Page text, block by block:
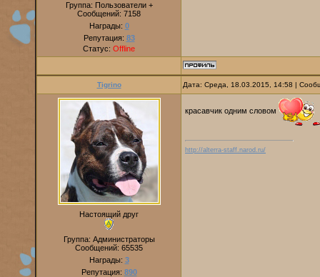
Группа: Пользователи +
Сообщений: 7158
Награды: 0
Репутация: 83
Статус: Offline
Tigrino Дата: Среда, 18.03.2015, 14:58 |
Настоящий друг
Группа: Администраторы
Сообщений: 65535
Награды: 3
Репутация: 890
красавчик одним словом
http://alterra-staff.narod.ru/